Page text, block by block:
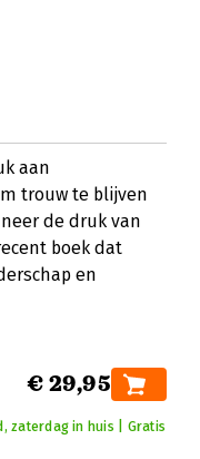
aan
trouw te blijven
de druk van
boek dat
en
€ 29,95
zaterdag in huis | Gratis